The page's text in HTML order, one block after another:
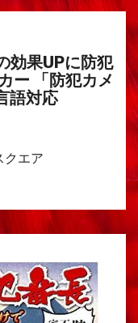
効果UPに防犯
ー 「防犯カメ
語対応
クエア